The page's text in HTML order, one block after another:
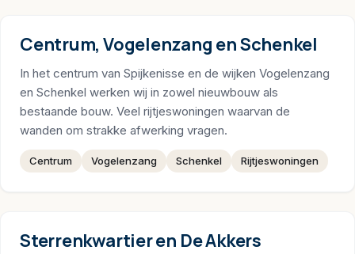
Centrum, Vogelenzang en Schenkel
In het centrum van Spijkenisse en de wijken Vogelenzang
en Schenkel werken wij in zowel nieuwbouw als
bestaande bouw. Veel rijtjeswoningen waarvan de
wanden om strakke afwerking vragen.
Centrum Vogelenzang Schenkel Rijtjeswoningen
Sterrenkwartier en De Akkers